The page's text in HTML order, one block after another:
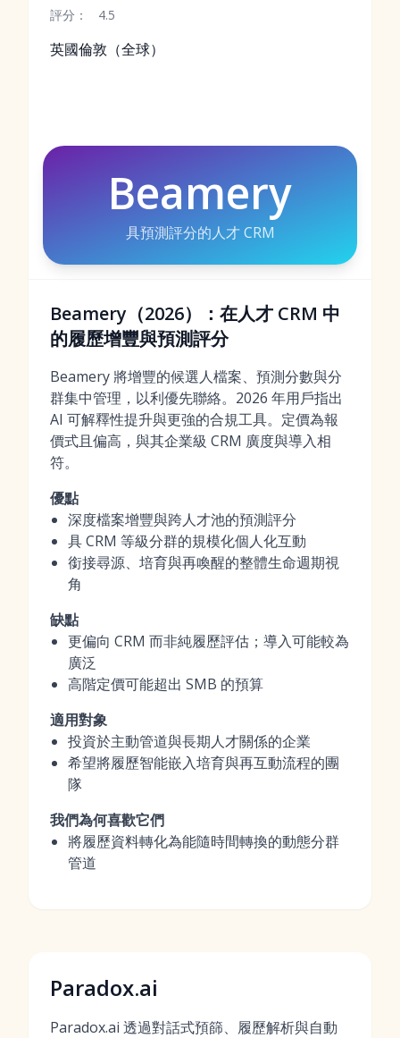
評分： 4.5
英國倫敦（全球）
Beamery
具預測評分的人才 CRM
Beamery（2026）：在人才 CRM 中
的履歷增豐與預測評分
Beamery 將增豐的候選人檔案、預測分數與分
群集中管理，以利優先聯絡。2026 年用戶指出
AI 可解釋性提升與更強的合規工具。定價為報
價式且偏高，與其企業級 CRM 廣度與導入相
符。
優點
深度檔案增豐與跨人才池的預測評分
具 CRM 等級分群的規模化個人化互動
銜接尋源、培育與再喚醒的整體生命週期視
角
缺點
更偏向 CRM 而非純履歷評估；導入可能較為
廣泛
高階定價可能超出 SMB 的預算
適用對象
投資於主動管道與長期人才關係的企業
希望將履歷智能嵌入培育與再互動流程的團
隊
我們為何喜歡它們
將履歷資料轉化為能隨時間轉換的動態分群
管道
Paradox.ai
Paradox.ai 透過對話式預篩、履歷解析與自動